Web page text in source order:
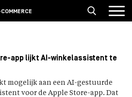
COMMERCE
app lijkt AI-winkelassistent te
mogelijk aan een AI-gestuurde
voor de Apple Store-app. Dat